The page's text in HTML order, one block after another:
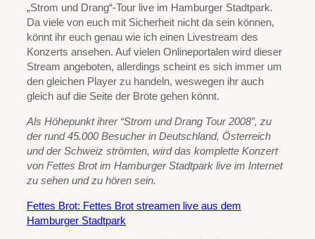
„Strom und Drang“-Tour live im Hamburger Stadtpark.
Da viele von euch mit Sicherheit nicht da sein können,
könnt ihr euch genau wie ich einen Livestream des
Konzerts ansehen. Auf vielen Onlineportalen wird dieser
Stream angeboten, allerdings scheint es sich immer um
den gleichen Player zu handeln, weswegen ihr auch
gleich auf die Seite der Brote gehen könnt.
Als Höhepunkt ihrer “Strom und Drang Tour 2008″, zu
der rund 45.000 Besucher in Deutschland, Österreich
und der Schweiz strömten, wird das komplette Konzert
von Fettes Brot im Hamburger Stadtpark live im Internet
zu sehen und zu hören sein.
Fettes Brot: Fettes Brot streamen live aus dem
Hamburger Stadtpark